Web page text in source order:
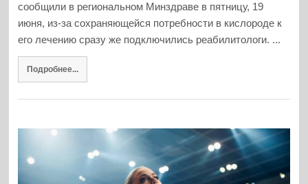
сообщили в региональном Минздраве в пятницу, 19
июня, из-за сохраняющейся потребности в кислороде к
его лечению сразу же подключились реабилитологи. ...
Подробнее...